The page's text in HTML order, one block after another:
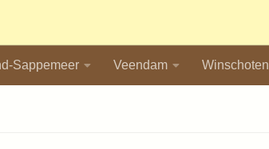
Sappemeer Veendam Winschoten